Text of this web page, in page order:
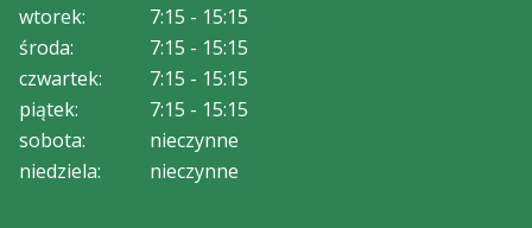
wtorek:
7:15 - 15:15
środa:
7:15 - 15:15
czwartek:
7:15 - 15:15
piątek:
7:15 - 15:15
sobota:
nieczynne
niedziela:
nieczynne